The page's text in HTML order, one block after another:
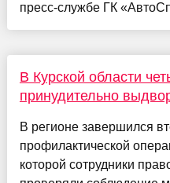
пресс-службе ГК
В Курской области
принудительно
В регионе завершился
профилактической
которой сотрудники